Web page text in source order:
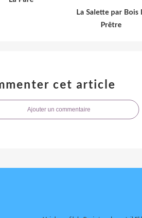
La Salette par Bois
Prêtre
cet article
Ajouter un commentaire